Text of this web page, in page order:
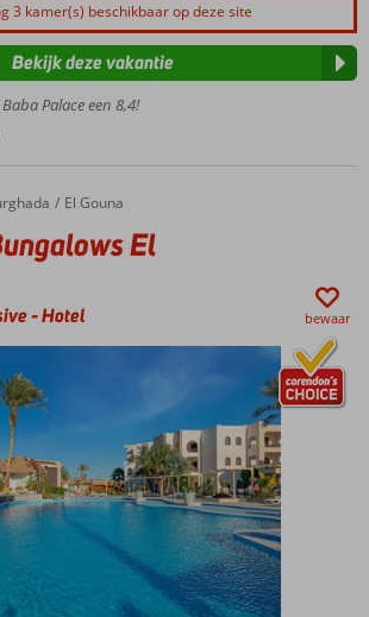
3 kamer(s) beschikbaar op deze site
Palace een 8,4!
Bekijk deze vakantie
El Gouna
El
-Hotel bewaar